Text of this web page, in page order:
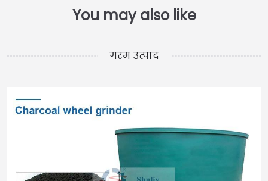
गरम उत्पाद